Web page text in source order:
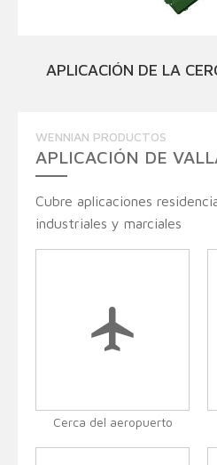
APLICACIÓN DE LA
WENNIAN PRODUCTOS
APLICACIÓN DE
Cubre aplicaciones
industriales y marciales
Cerca del aeropuerto